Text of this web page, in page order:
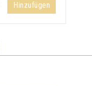
Hinzufügen